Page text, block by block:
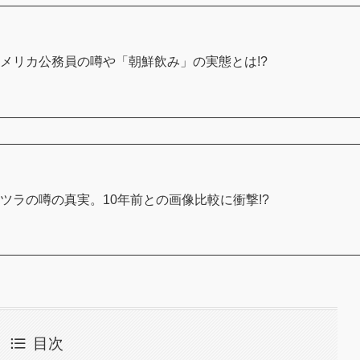
リカ公務員の噂や「朝鮮飲み」の実態とは!?
ラの噂の真実。10年前との画像比較に衝撃!?
目次